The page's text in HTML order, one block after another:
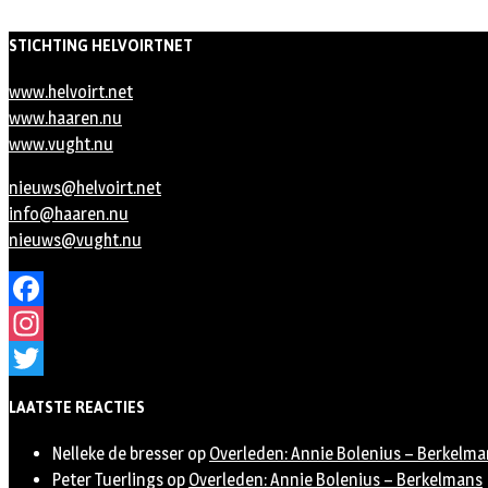
STICHTING HELVOIRTNET
www.helvoirt.net
www.haaren.nu
www.vught.nu
nieuws@helvoirt.net
info@haaren.nu
nieuws@vught.nu
Facebook
Instagram
LAATSTE REACTIES
Nelleke de bresser op Overleden: Annie Bolenius –
Peter Tuerlings op Overleden: Annie Bolenius – Berkelmans